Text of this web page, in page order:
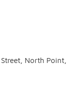
North Point,